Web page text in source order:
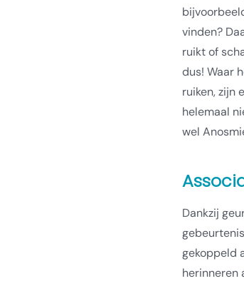
vinden?
ruikt of
dus! Waar
ruiken, zijn
helemaal
wel
Dankzij
gekoppeld
herinneren